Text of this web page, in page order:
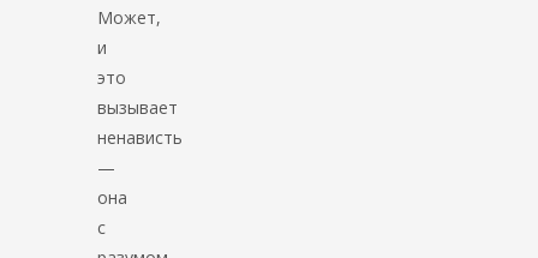
Может,
и
это
вызывает
ненависть
—
она
с